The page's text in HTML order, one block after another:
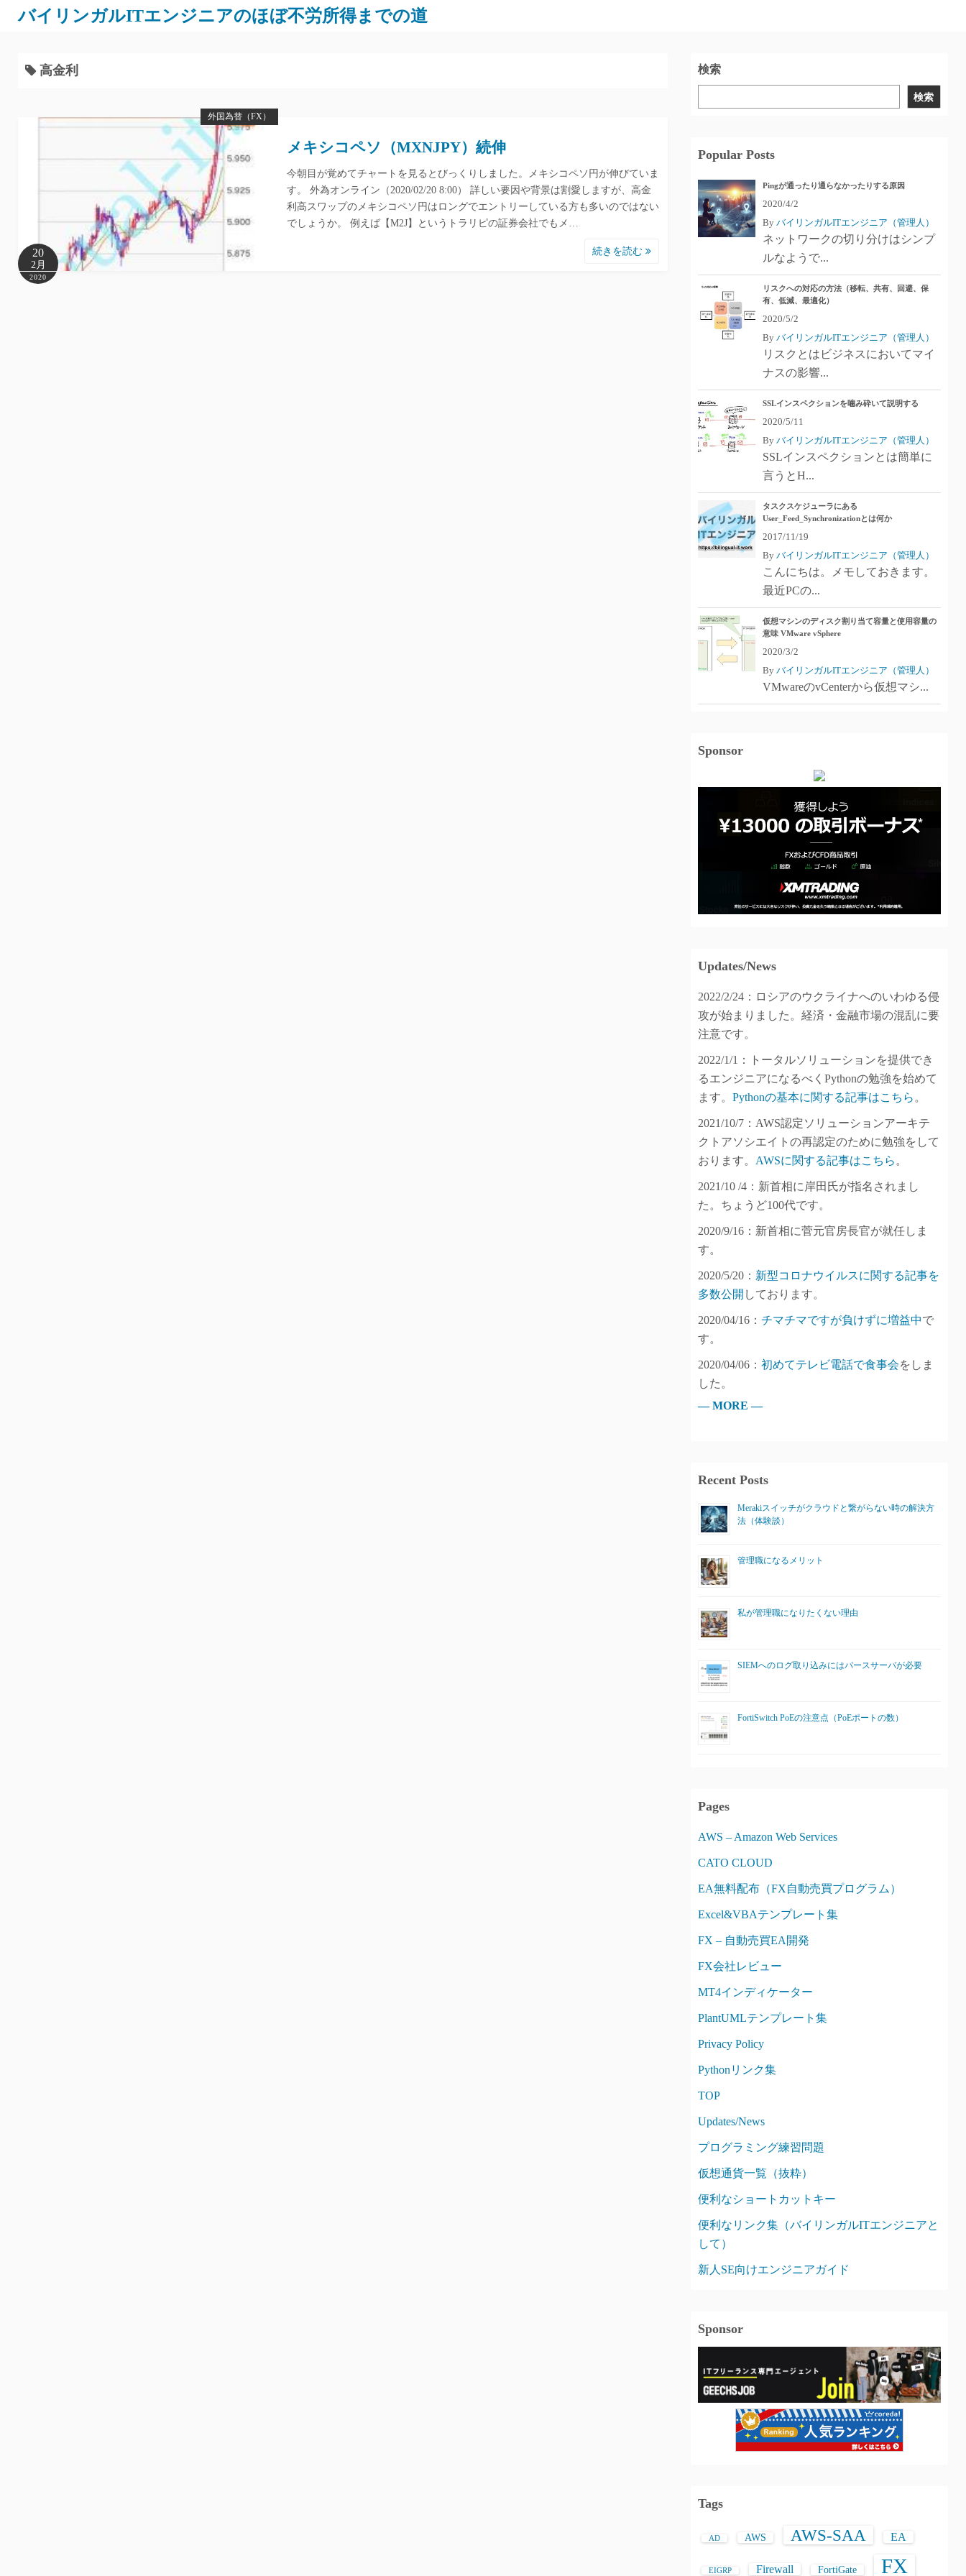
バイリンガルITエンジニアのほぼ不労所得までの道
高金利
外国為替（FX）
20
2月
2020
メキシコペソ（MXNJPY）続伸
今朝目が覚めてチャートを見るとびっくりしました。メキシコペソ円が伸びていま
す。 外為オンライン（2020/02/20 8:00） 詳しい要因や背景は割愛しますが、高金
利高スワップのメキシコペソ円はロングでエントリーしている方も多いのではない
でしょうか。 例えば【M2J】というトラリピの証券会社でもメ…
続きを読む
検索
検索
Popular Posts
Pingが通ったり通らなかったりする原因
2020/4/2
By バイリンガルITエンジニア（管理人）
ネットワークの切り分けはシンプ
ルなようで...
リスクへの対応の方法（移転、共有、回避、保
有、低減、最適化）
2020/5/2
By バイリンガルITエンジニア（管理人）
リスクとはビジネスにおいてマイ
ナスの影響...
SSLインスペクションを噛み砕いて説明する
2020/5/11
By バイリンガルITエンジニア（管理人）
SSLインスペクションとは簡単に
言うとH...
タスクスケジューラにある
User_Feed_Synchronizationとは何か
2017/11/19
By バイリンガルITエンジニア（管理人）
こんにちは。メモしておきます。
最近PCの...
仮想マシンのディスク割り当て容量と使用容量の
意味 VMware vSphere
2020/3/2
By バイリンガルITエンジニア（管理人）
VMwareのvCenterから仮想マシ...
Sponsor
Updates/News
2022/2/24：ロシアのウクライナへのいわゆる侵
攻が始まりました。経済・金融市場の混乱に要
注意です。
2022/1/1：トータルソリューションを提供でき
るエンジニアになるべくPythonの勉強を始めて
ます。 Pythonの基本に関する記事はこちら。
2021/10/7：AWS認定ソリューションアーキテ
クトアソシエイトの再認定のために勉強をして
おります。 AWSに関する記事はこちら。
2021/10 /4：新首相に岸田氏が指名されまし
た。ちょうど100代です。
2020/9/16：新首相に菅元官房長官が就任しま
す。
2020/5/20： 新型コロナウイルスに関する記事を
多数公開 しております。
2020/04/16： チマチマですが負けずに増益中で
す。
2020/04/06： 初めてテレビ電話で食事会をしま
した。
— MORE —
Recent Posts
Merakiスイッチがクラウドと繋がらない時の解決方
法（体験談）
管理職になるメリット
私が管理職になりたくない理由
SIEMへのログ取り込みにはパースサーバが必要
FortiSwitch PoEの注意点（PoEポートの数）
Pages
AWS – Amazon Web Services
CATO CLOUD
EA無料配布（FX自動売買プログラム）
Excel&VBAテンプレート集
FX – 自動売買EA開発
FX会社レビュー
MT4インディケーター
PlantUMLテンプレート集
Privacy Policy
Pythonリンク集
TOP
Updates/News
プログラミング練習問題
仮想通貨一覧（抜粋）
便利なショートカットキー
便利なリンク集（バイリンガルITエンジニアと
して）
新人SE向けエンジニアガイド
Sponsor
Tags
AD AWS AWS-SAA EA
EIGRP Firewall FortiGate FX